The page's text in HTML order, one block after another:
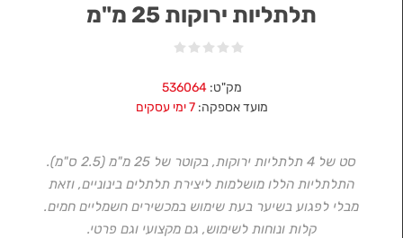
תלתליות ירוקות 25 מ"מ
מק"ט: 536064
מועד אספקה: 7 ימי עסקים
סט של 4 תלתליות ירוקות, בקוטר של 25 מ"מ (2.5 ס"מ).
התלתליות הללו מושלמות ליצירת תלתלים בינוניים, וזאת
מבלי לפגוע בשיער בעת שימוש במכשירים חשמליים חמים.
קלות ונוחות לשימוש, גם מקצועי וגם פרטי.